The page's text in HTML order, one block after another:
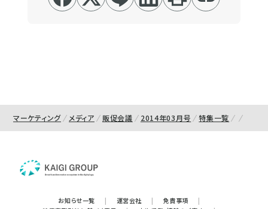
マーケティング メディア 販促会議 2014年03月号 特集一覧
お知らせ一覧 | 運営会社 | 免責事項
|